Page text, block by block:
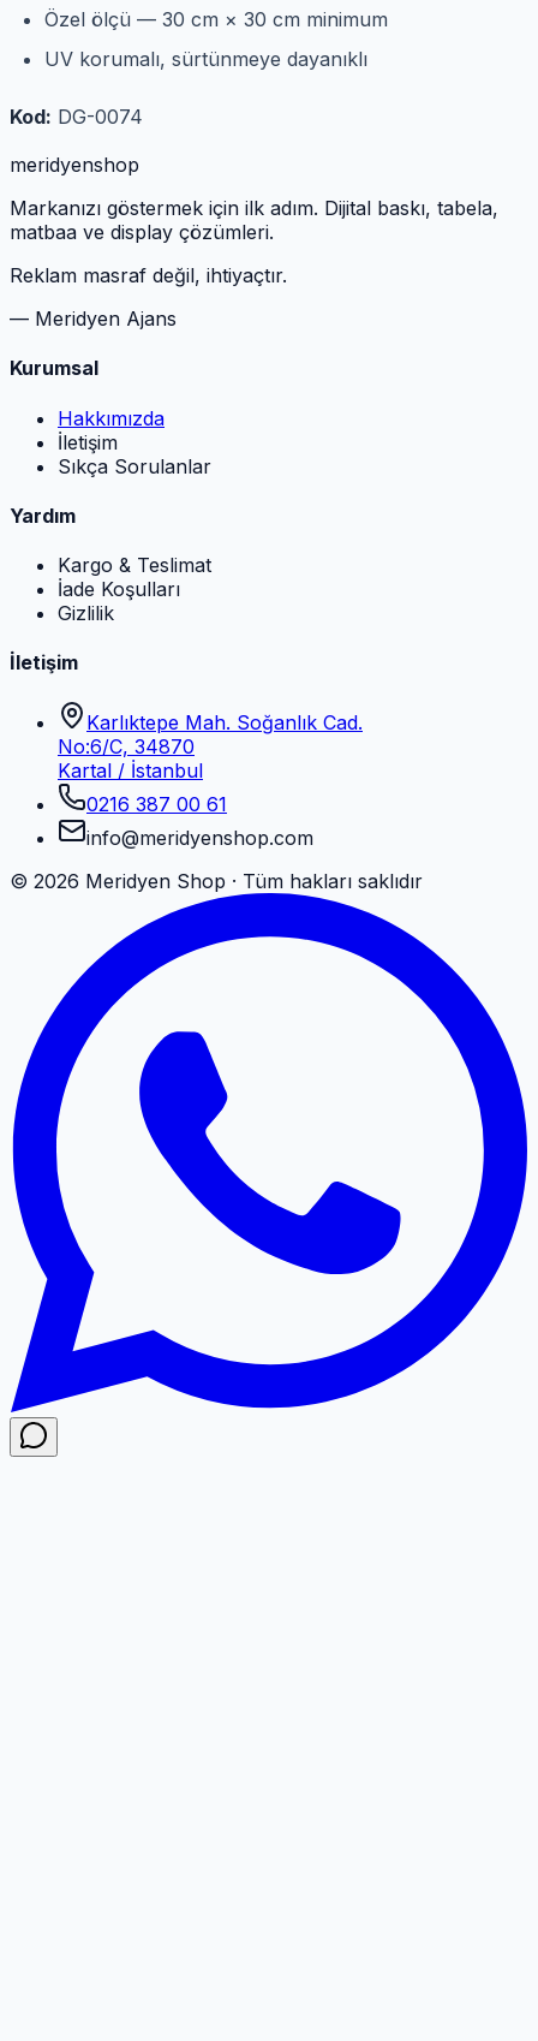
Özel ölçü — 30 cm × 30 cm minimum
UV korumalı, sürtünmeye dayanıklı
Kod: DG-0074
meridyenshop
Markanızı göstermek için ilk adım. Dijital baskı, tabela,
matbaa ve display çözümleri.
Reklam masraf değil, ihtiyaçtır.
— Meridyen Ajans
Kurumsal
Hakkımızda
İletişim
Sıkça Sorulanlar
Yardım
Kargo & Teslimat
İade Koşulları
Gizlilik
İletişim
Karlıktepe Mah. Soğanlık Cad.
No:6/C, 34870
Kartal / İstanbul
0216 387 00 61
info@meridyenshop.com
© 2026 Meridyen Shop · Tüm hakları saklıdır